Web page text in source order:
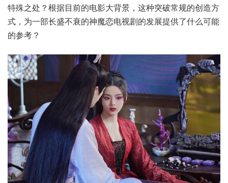
特殊之处？根据目前的电影大背景，这种突破常规的创造方
式，为一部长盛不衰的神魔恋电视剧的发展提供了什么可能
的参考？